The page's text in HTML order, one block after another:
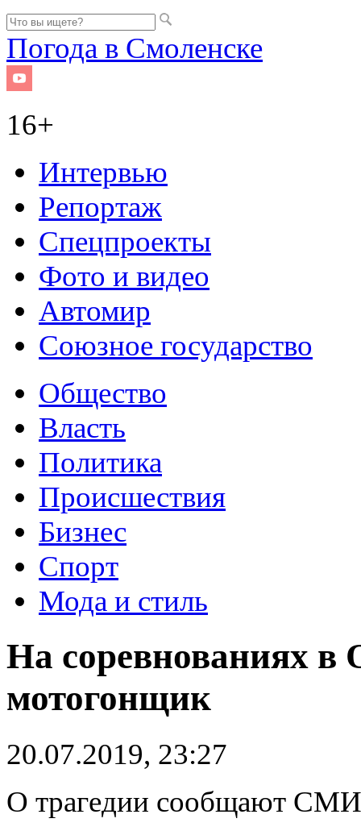
Погода в Смоленске
16+
Интервью
Репортаж
Спецпроекты
Фото и видео
Автомир
Союзное государство
Общество
Власть
Политика
Происшествия
Бизнес
Спорт
Мода и стиль
На соревнованиях в
мотогонщик
20.07.2019, 23:27
О трагедии сообщают СМИ